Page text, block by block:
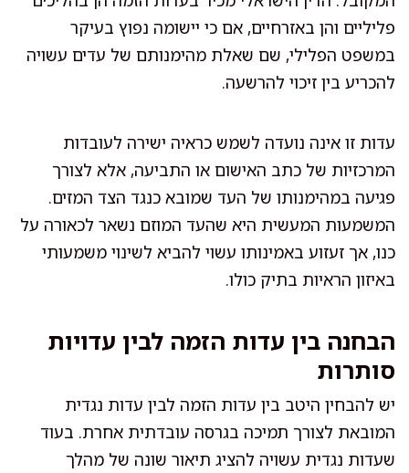
פליליים והן באזרחיים, אם כי יישומה נפוץ בעיקר
במשפט הפלילי, שם שאלת מהימנותם של עדים עשויה
להכריע בין זיכוי להרשעה.
עדות זו אינה נועדה לשמש כראיה ישירה לעובדות
המרכזיות של כתב האישום או התביעה, אלא לצורך
פגיעה במהימנותו של העד שמובא כנגד הצד המזים.
המשמעות המעשית היא שהעד המוזם נשאר לכאורה על
כנו, אך זעזוע באמינותו עשוי להביא לשינוי משמעותי
באיזון הראיות בתיק כולו.
הבחנה בין עדות הזמה לבין עדויות
סותרות
יש להבחין היטב בין עדות הזמה לבין עדות נגדית
המובאת לצורך תמיכה בגרסה עובדתית אחרת. בעוד
שעדות נגדית עשויה להציג תיאור שונה של מהלך